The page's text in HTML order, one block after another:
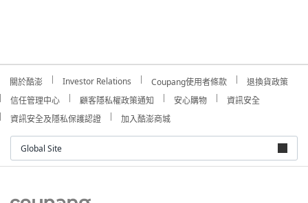
關於酷澎 Investor Relations Coupang使用者條款
退換貨政策
信任管理中心
顧客隱私權政策通知 安心購物
資訊安全
資訊安全及隱私保護認證
加入酷澎商城
Global Site